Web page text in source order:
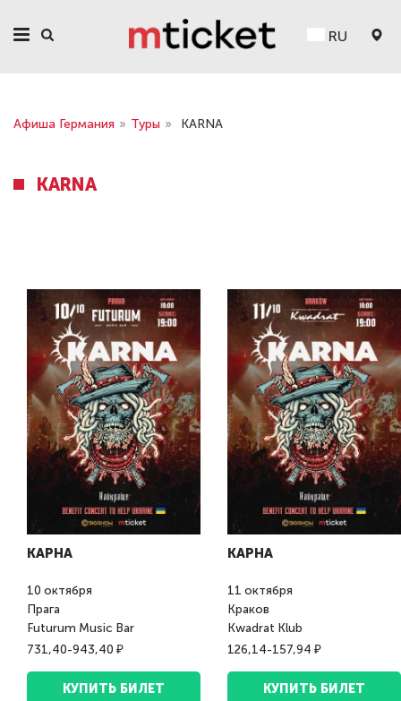
RU
Афиша Германия » Туры » KARNA
KARNA
КАРНА
10 октября
Прага
Futurum Music Bar
731,40-943,40 ₽
КУПИТЬ БИЛЕТ
КАРНА
11 октября
Краков
Kwadrat Klub
126,14-157,94 ₽
КУПИТЬ БИЛЕТ